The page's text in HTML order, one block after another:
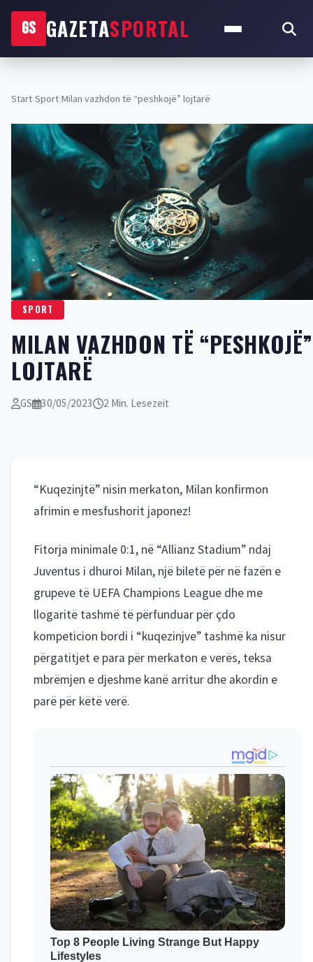
GS GAZETASPORTAL
Start›Sport›Milan vazhdon të “peshkojë” lojtarë
SPORT
MILAN VAZHDON TË “PESHKOJË”
LOJTARË
GS 30/05/2023 2 Min. Lesezeit
“Kuqezinjtë” nisin merkaton, Milan konfirmon
afrimin e mesfushorit japonez!
Fitorja minimale 0:1, në “Allianz Stadium” ndaj
Juventus i dhuroi Milan, një biletë për në fazën e
grupeve të UEFA Champions League dhe me
llogaritë tashmë të përfunduar për çdo
kompeticion bordi i “kuqezinjve” tashmë ka nisur
përgatitjet e para për merkaton e verës, teksa
mbrëmjen e djeshme kanë arritur dhe akordin e
parë për këtë verë.